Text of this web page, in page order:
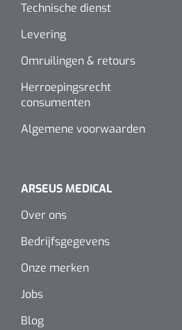
Technische dienst
Levering
Omruilingen & retours
Herroepingsrecht
consumenten
Algemene voorwaarden
ARSEUS MEDICAL
Over ons
Bedrijfsgegevens
Onze merken
Jobs
Blog